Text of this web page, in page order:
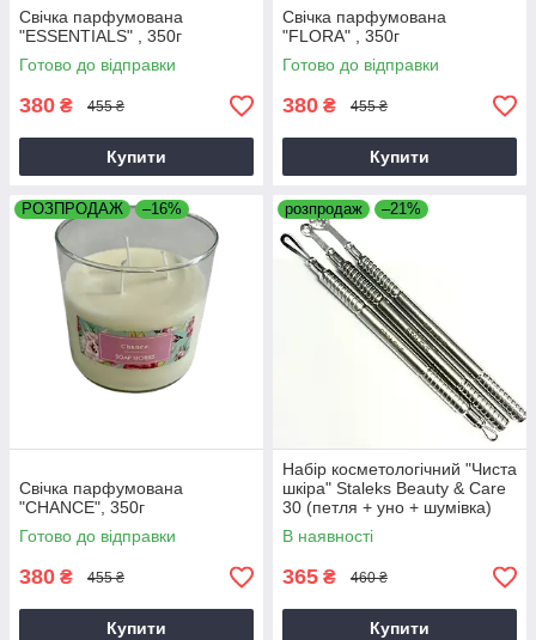
Свічка парфумована
"ESSENTIALS" , 350г
Готово до відправки
380 ₴ 455 ₴
Купити
Свічка парфумована
"FLORA" , 350г
Готово до відправки
380 ₴ 455 ₴
Купити
РОЗПРОДАЖ –16%
Свічка парфумована
"CHANCE", 350г
Готово до відправки
380 ₴ 455 ₴
Купити
розпродаж –21%
Набір косметологічний "Чиста
шкіра" Staleks Beauty & Care
30 (петля + уно + шумівка)
В наявності
365 ₴ 460 ₴
Купити